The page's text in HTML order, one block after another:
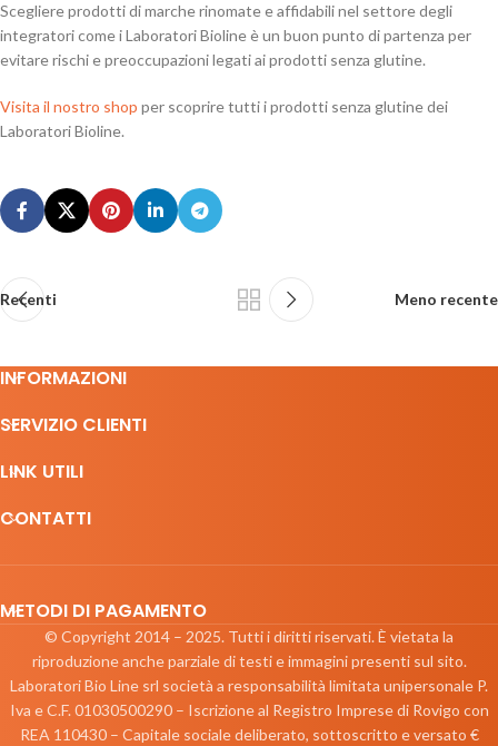
Scegliere prodotti di marche rinomate e affidabili nel settore degli
integratori come iLaboratori Biolineè un buon punto di partenza per
evitare rischi e preoccupazioni legati ai prodotti senza glutine.
Visita il nostro shop per scoprire tutti i prodotti senza glutine dei
Laboratori Bioline.
Recenti Meno recente
INFORMAZIONI
SERVIZIO CLIENTI
LINK UTILI
CONTATTI
METODI DI PAGAMENTO
© Copyright 2014 – 2025. Tutti i diritti riservati. È vietata la
riproduzione anche parziale di testi e immagini presenti sul sito.
Laboratori Bio Line srl società a responsabilità limitata unipersonale P.
Iva e C.F. 01030500290 – Iscrizione al Registro Imprese di Rovigo con
REA 110430 – Capitale sociale deliberato, sottoscritto e versato €